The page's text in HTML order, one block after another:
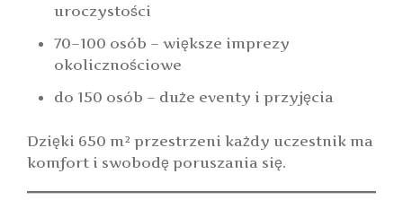
uroczystości
70–100 osób – większe imprezy
okolicznościowe
do 150 osób – duże eventy i przyjęcia
Dzięki 650 m² przestrzeni każdy uczestnik ma
komfort i swobodę poruszania się.